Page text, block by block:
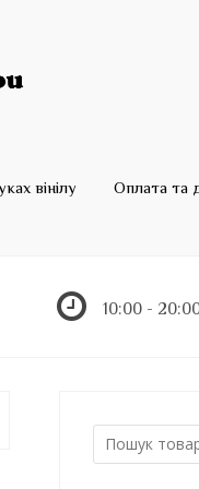
вінілу Оплата та
10:00 -
Ш